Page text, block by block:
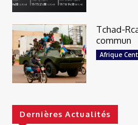
Tchad-
commun
Afrique
Dernières Actualités